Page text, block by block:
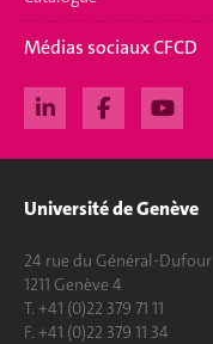
Médias sociaux CFCD
Université de Genève
24 rue du Général-Dufour
1211 Genève 4
T. +41 (0)22 379 71 11
F. +41 (0)22 379 11 34